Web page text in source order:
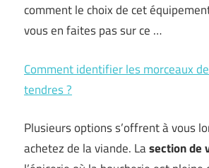
comment le choix de cet
vous en faites pas sur ce …
Comment identifier les morceaux
tendres ?
Plusieurs options s’offrent à vous
achetez de la viande. Lasection de